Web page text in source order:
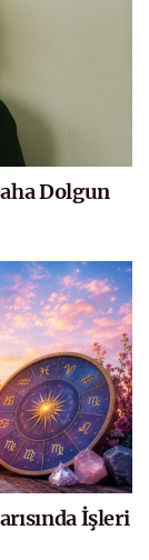
Dolgun
İşleri